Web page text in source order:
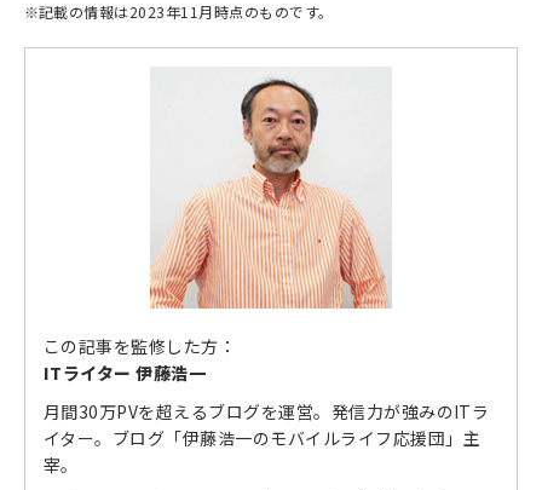
※記載の情報は2023年11月時点のものです。
この記事を監修した方：
ITライター 伊藤浩一
月間30万PVを超えるブログを運営。発信力が強みのITラ
イター。ブログ「伊藤浩一のモバイルライフ応援団」主
宰。